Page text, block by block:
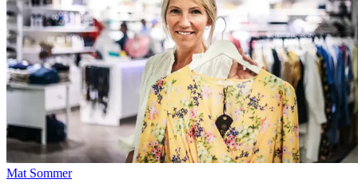
Mat Sommer